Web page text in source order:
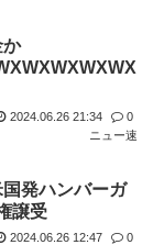
か
2024.06.26 21:34
0
ニュー速
国発ハンバーガ
譲受
2024.06.26 12:47
0